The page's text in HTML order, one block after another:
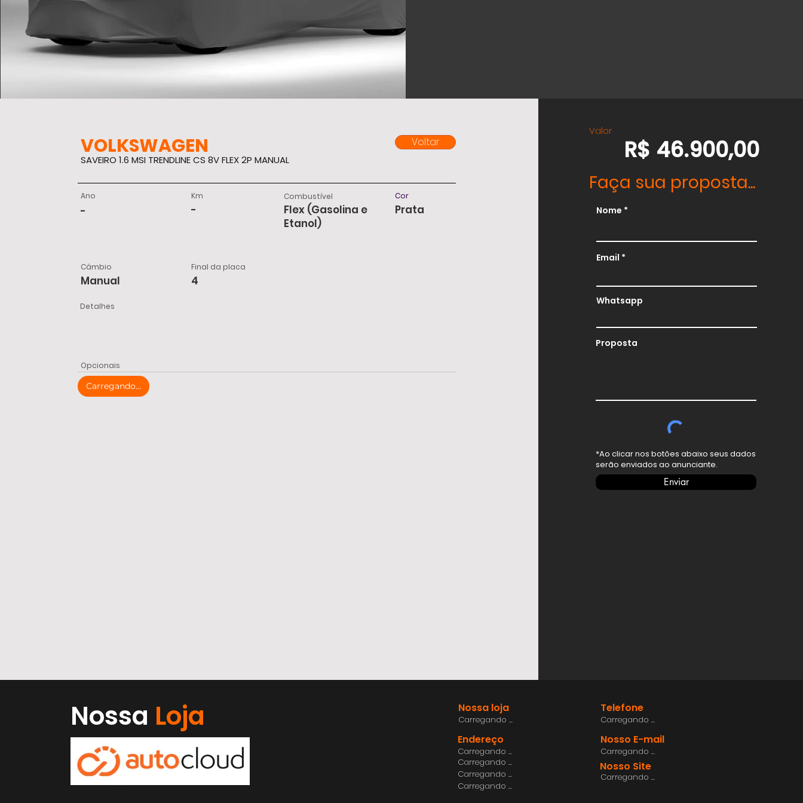
VOLKSWAGEN
SAVEIRO 1.6 MSI TRENDLINE CS 8V FLEX 2P MANUAL
Voltar
Ano
-
Km
-
Combustível
Flex (Gasolina e
Etanol)
Cor
Prata
Câmbio
Manual
Final da placa
4
Detalhes
Opcionais
Carregando...
Valor
R$ 46.900,00
Faça sua proposta...
Nome
Email
Whatsapp
Proposta
*Ao clicar nos botões abaixo seus dados
serão enviados ao anunciante.
Enviar
Nossa Loja Nossa loja
Carregando ...
Telefone
Carregando ...
Endereço
Carregando ...
Carregando ...
Carregando ...
Carregando ...
Nosso E-mail
Carregando ...
Carregando ...
Nosso Site